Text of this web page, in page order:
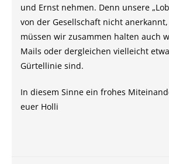
und Ernst nehmen. Denn unsere
von der Gesellschaft nicht
müssen wir zusammen halten auch
Mails oder dergleichen vielleicht
Gürtellinie sind.
In diesem Sinne ein frohes
euer Holli